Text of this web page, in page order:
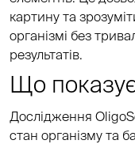
картину та
організмі без
результатів.
Що
Дослідження
стан організму та